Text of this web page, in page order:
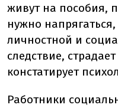
живут на пособия,
нужно
личностной и
следствие,
констатирует
Работники